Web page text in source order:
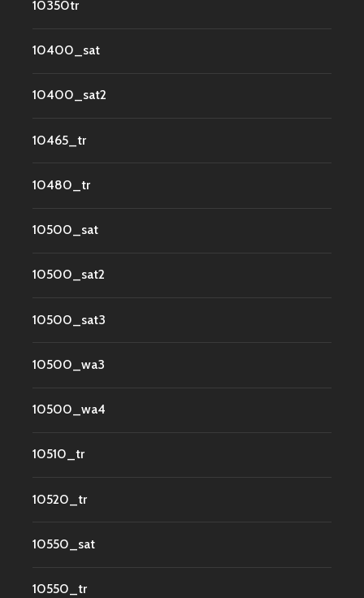
10350tr
10400_sat
10400_sat2
10465_tr
10480_tr
10500_sat
10500_sat2
10500_sat3
10500_wa3
10500_wa4
10510_tr
10520_tr
10550_sat
10550_tr